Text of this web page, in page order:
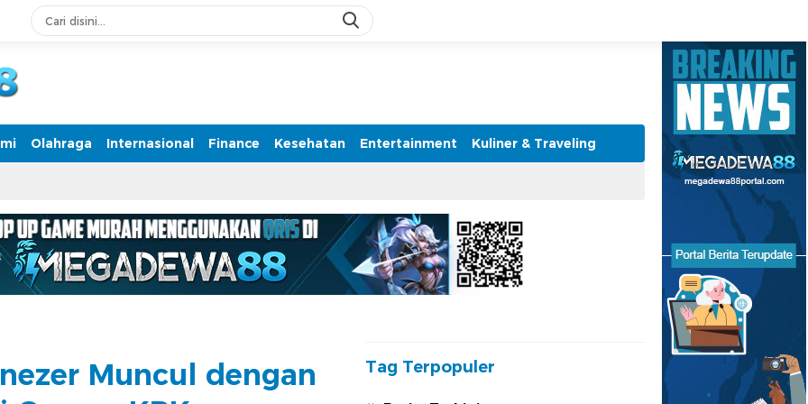
Terpercaya
Olahraga Internasional Finance Kesehatan Entertainment Kuliner & Traveling
Muncul dengan
Tag Terpopuler